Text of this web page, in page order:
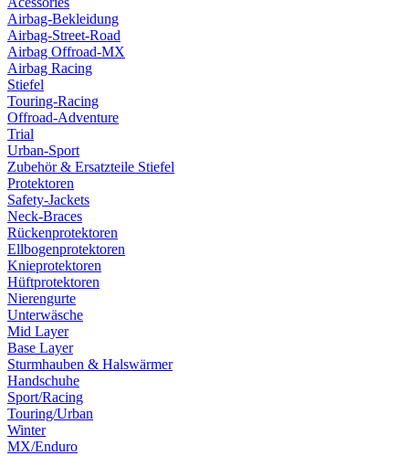
Airbag-Bekleidung
Airbag-Street-Road
Airbag Offroad-MX
Airbag Racing
Stiefel
Touring-Racing
Offroad-Adventure
Trial
Urban-Sport
Zubehör & Ersatzteile Stiefel
Protektoren
Safety-Jackets
Neck-Braces
Rückenprotektoren
Ellbogenprotektoren
Knieprotektoren
Hüftprotektoren
Nierengurte
Unterwäsche
Mid Layer
Base Layer
Sturmhauben & Halswärmer
Handschuhe
Sport/Racing
Touring/Urban
Winter
MX/Enduro